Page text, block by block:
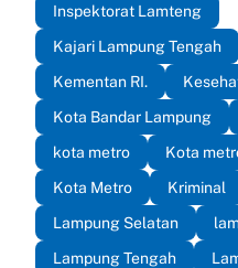
Inspektorat Lamteng
Kajari Lampung Tengah
Kementan RI.
Kota Bandar Lampung
kota metro
Kota
Kota Metro
Kriminal
Lampung Selatan
Lampung Tengah